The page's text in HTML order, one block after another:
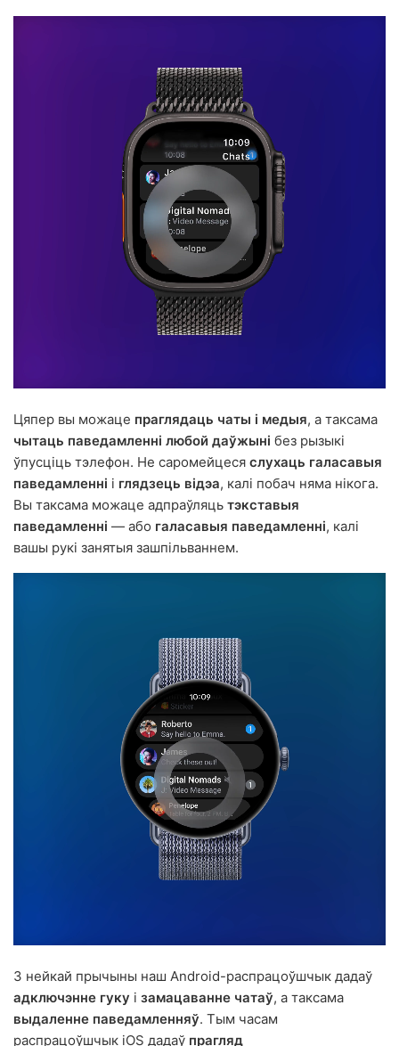
Цяпер вы можаце праглядаць чаты і медыя, а таксама
чытаць паведамленні любой даўжыні без рызыкі
ўпусціць тэлефон. Не саромейцеся слухаць галасавыя
паведамленні і глядзець відэа, калі побач няма нікога.
Вы таксама можаце адпраўляць тэкставыя
паведамленні — або галасавыя паведамленні, калі
вашы рукі занятыя зашпільваннем.
З нейкай прычыны наш Android-распрацоўшчык дадаў
адключэнне гуку і замацаванне чатаў, а таксама
выдаленне паведамленняў. Тым часам
распрацоўшчык iOS дадаў прагляд